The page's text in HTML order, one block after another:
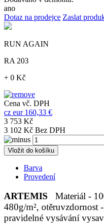
ano
Dotaz na prodejce Zaslat
RUN AGAIN
RA 203
+ 0 Kč
Cena vč. DPH
cz eur 160,33 €
3 753 Kč
3 102 Kč Bez DPH
Vložit do košíku
Barva
Provedení
ARTEMIS
Materiál -
480g/m², otěruvzdornost
pravidelné vysávání